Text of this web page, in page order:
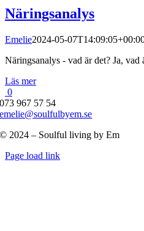
Näringsanalys
Emelie2024-05-
Näringsanalys - vad är det? Ja, vad
Läs mer
0
073 967 57 54
emelie@soulfulbyem.se
© 2024 – Soulful living by Em
Byt
Page load link